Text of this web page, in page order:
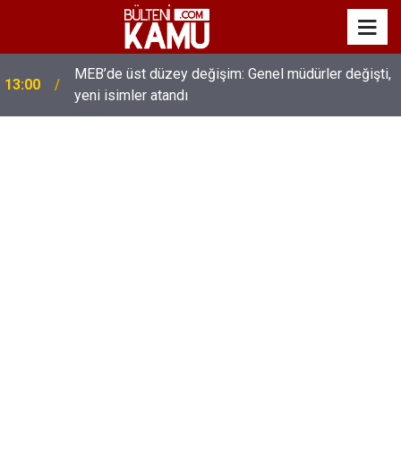
13:00
MEB’de üst düzey değişim: Genel müdürler değişti,
yeni isimler atandı